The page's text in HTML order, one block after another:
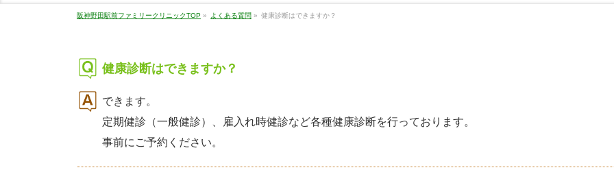
阪神野田駅前ファミリークリニックTOP » よくある質問 » 健康診断はできますか？
健康診断はできますか？
できます。
定期健診（一般健診）、雇入れ時健診など各種健康診断を行っております。
事前にご予約ください。